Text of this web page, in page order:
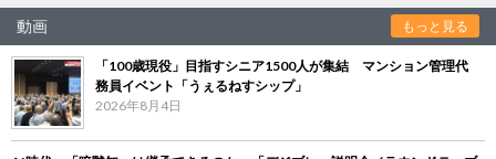
動画 もっと見る
「100歳現役」目指すシニア1500人が集結 マンション管理代
務員イベント「うぇるねすシップ」
2026年8月4日